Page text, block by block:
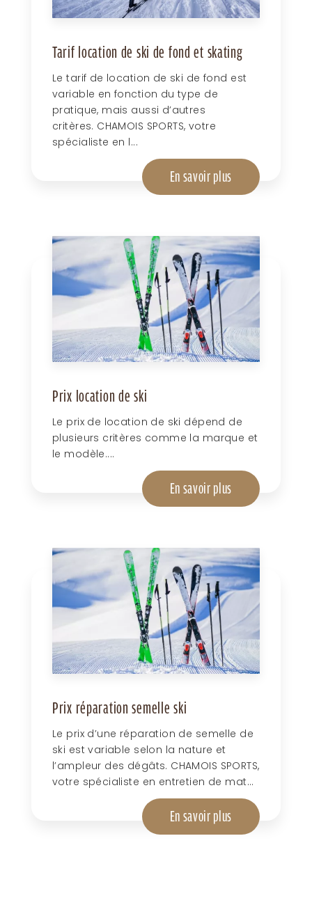
Tarif location de ski de fond et skating
Le tarif de location de ski de fond est
variable en fonction du type de
pratique, mais aussi d’autres
critères. CHAMOIS SPORTS, votre
spécialiste en l...
En savoir plus
Prix location de ski
Le prix de location de ski dépend de
plusieurs critères comme la marque et
le modèle....
En savoir plus
Prix réparation semelle ski
Le prix d’une réparation de semelle de
ski est variable selon la nature et
l’ampleur des dégâts. CHAMOIS SPORTS,
votre spécialiste en entretien de mat...
En savoir plus